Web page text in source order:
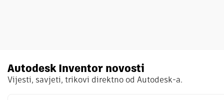
Autodesk Inventor novosti
Vijesti, savjeti, trikovi direktno od Autodesk-a.